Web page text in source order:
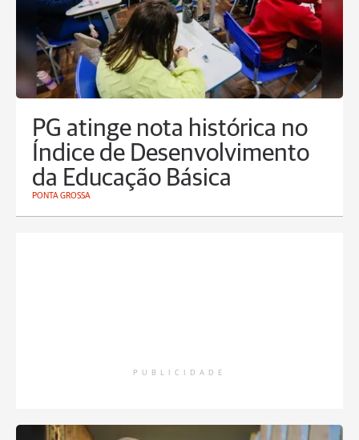
PG atinge nota histórica no
Índice de Desenvolvimento
da Educação Básica
PONTA GROSSA
PUBLICIDADE